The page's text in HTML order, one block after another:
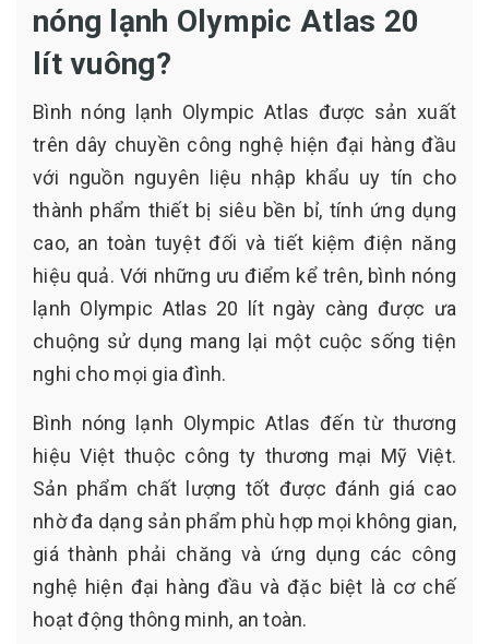
nóng lạnh Olympic Atlas 20
lít vuông?
Bình nóng lạnh Olympic Atlas được sản xuất
trên dây chuyền công nghệ hiện đại hàng đầu
với nguồn nguyên liệu nhập khẩu uy tín cho
thành phẩm thiết bị siêu bền bỉ, tính ứng dụng
cao, an toàn tuyệt đối và tiết kiệm điện năng
hiệu quả. Với những ưu điểm kể trên, bình nóng
lạnh Olympic Atlas 20 lít ngày càng được ưa
chuộng sử dụng mang lại một cuộc sống tiện
nghi cho mọi gia đình.
Bình nóng lạnh Olympic Atlas đến từ thương
hiệu Việt thuộc công ty thương mại Mỹ Việt.
Sản phẩm chất lượng tốt được đánh giá cao
nhờ đa dạng sản phẩm phù hợp mọi không gian,
giá thành phải chăng và ứng dụng các công
nghệ hiện đại hàng đầu và đặc biệt là cơ chế
hoạt động thông minh, an toàn.